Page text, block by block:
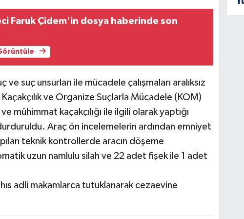
Faruk Çidem'in dosya haberinde son
suç unsurları ile mücadele çalışmaları aralıksız
ve Organize Suçlarla Mücadele (KOM)
mühimmat kaçakçılığı ile ilgili olarak yaptığı
Araç ön incelemelerin ardından emniyet
teknik kontrollerde aracın döşeme
uzun namlulu silah ve 22 adet fişek ile 1 adet
adli makamlarca tutuklanarak cezaevine